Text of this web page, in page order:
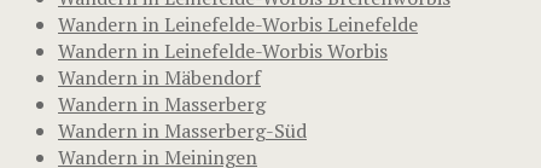
Wandern in Leinefelde-Worbis Leinefelde
Wandern in Leinefelde-Worbis Worbis
Wandern in Mäbendorf
Wandern in Masserberg
Wandern in Masserberg-Süd
Wandern in Meiningen